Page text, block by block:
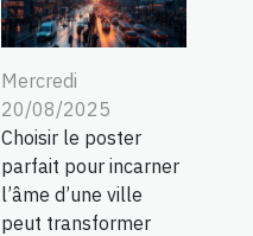
Mercredi
20/08/2025
Choisir le poster
parfait pour incarner
l’âme d’une ville
peut transformer